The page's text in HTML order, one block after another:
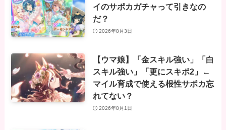
イのサポカガチャって引きなの
だ？
2026年8月3日
【ウマ娘】「金スキル強い」「白
スキル強い」「更にスキポ2」←
マイル育成で使える根性サポカ忘
れてない？
2026年8月1日